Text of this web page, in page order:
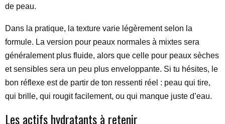
de peau.
Dans la pratique, la texture varie légèrement selon la
formule. La version pour peaux normales à mixtes sera
généralement plus fluide, alors que celle pour peaux sèches
et sensibles sera un peu plus enveloppante. Si tu hésites, le
bon réflexe est de partir de ton ressenti réel : peau qui tire,
qui brille, qui rougit facilement, ou qui manque juste d’eau.
Les actifs hydratants à retenir